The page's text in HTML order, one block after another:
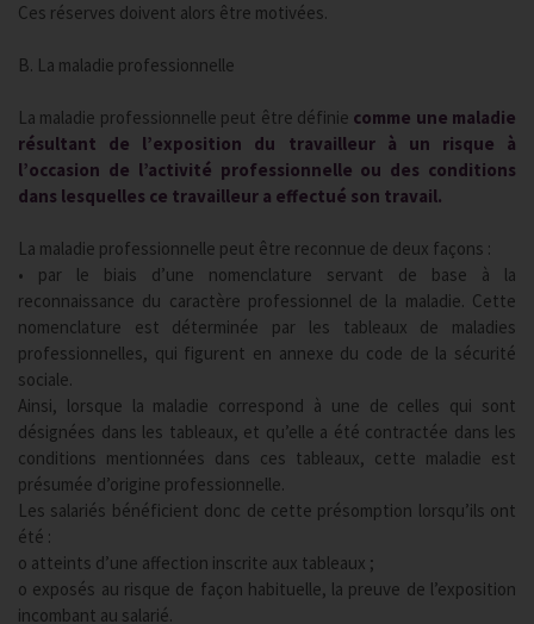
Ces réserves doivent alors être motivées.
B. La maladie professionnelle
La maladie professionnelle peut être définie comme une maladie
résultant de l’exposition du travailleur à un risque à
l’occasion de l’activité professionnelle ou des conditions
dans lesquelles ce travailleur a effectué son travail.
La maladie professionnelle peut être reconnue de deux façons :
• par le biais d’une nomenclature servant de base à la
reconnaissance du caractère professionnel de la maladie. Cette
nomenclature est déterminée par les tableaux de maladies
professionnelles, qui figurent en annexe du code de la sécurité
sociale.
Ainsi, lorsque la maladie correspond à une de celles qui sont
désignées dans les tableaux, et qu’elle a été contractée dans les
conditions mentionnées dans ces tableaux, cette maladie est
présumée d’origine professionnelle.
Les salariés bénéficient donc de cette présomption lorsqu’ils ont
été :
o atteints d’une affection inscrite aux tableaux ;
o exposés au risque de façon habituelle, la preuve de l’exposition
incombant au salarié.